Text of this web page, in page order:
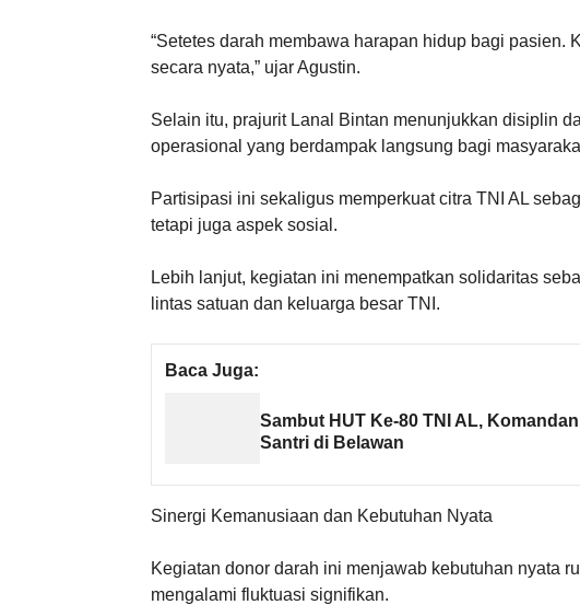
“Setetes darah membawa harapan hidup bagi
secara nyata,” ujar Agustin.
Selain itu, prajurit Lanal Bintan menunjukkan disiplin
operasional yang berdampak langsung bagi
Partisipasi ini sekaligus memperkuat citra TNI AL
tetapi juga aspek sosial.
Lebih lanjut, kegiatan ini menempatkan solidaritas
lintas satuan dan keluarga besar TNI.
Baca Juga:
Sambut HUT Ke-80 TNI AL,
Santri di Belawan
Sinergi Kemanusiaan dan Kebutuhan Nyata
Kegiatan donor darah ini menjawab kebutuhan nyata
mengalami fluktuasi signifikan.